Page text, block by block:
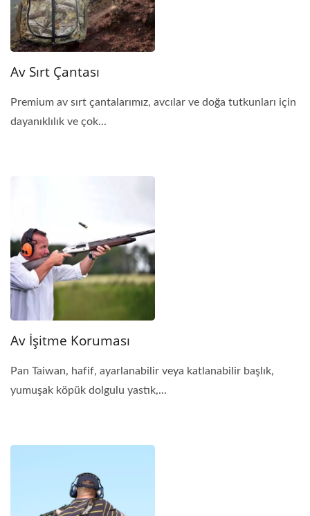
Av Sırt Çantası
Premium av sırt çantalarımız, avcılar ve doğa tutkunları için
dayanıklılık ve çok...
Av İşitme Koruması
Pan Taiwan, hafif, ayarlanabilir veya katlanabilir başlık,
yumuşak köpük dolgulu yastık,...